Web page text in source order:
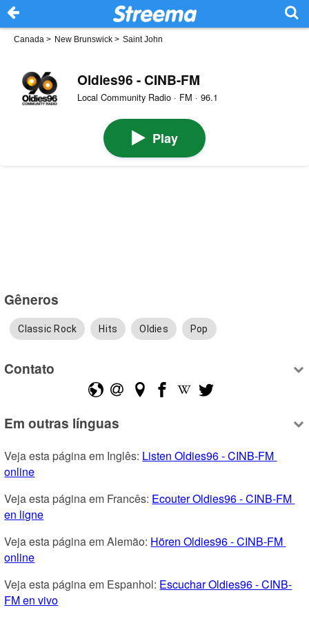
Canada > New Brunswick > Saint John
Oldies96 - CINB-FM
Local Community Radio · FM · 96.1
Play
Gêneros
Classic Rock Hits Oldies Pop
Contato
Em outras línguas
Veja esta página em Inglês: Listen Oldies96 - CINB-FM
online
Veja esta página em Francês: Ecouter Oldies96 - CINB-FM
en ligne
Veja esta página em Alemão: Hören Oldies96 - CINB-FM
online
Veja esta página em Espanhol: Escuchar Oldies96 - CINB-
FM en vivo